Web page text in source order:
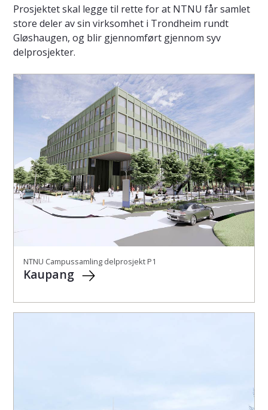
Prosjektet skal legge til rette for at NTNU får samlet
store deler av sin virksomhet i Trondheim rundt
Gløshaugen, og blir gjennomført gjennom syv
delprosjekter.
NTNU Campussamling delprosjekt P1
Kaupang